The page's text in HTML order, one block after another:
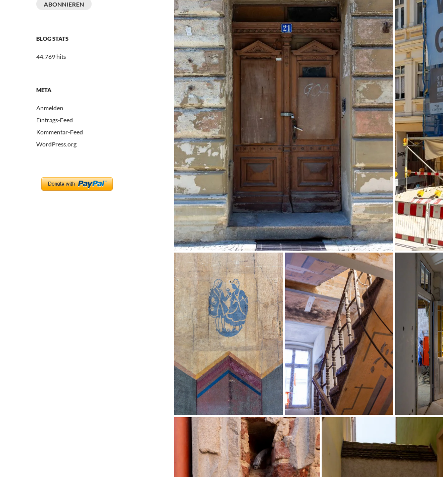
ABONNIEREN
BLOG STATS
44.769 hits
META
Anmelden
Eintrags-Feed
Kommentar-Feed
WordPress.org